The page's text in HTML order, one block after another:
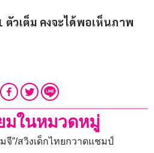
ตัวเต็ม คงจะได้พอเห็นภาพ
มในหมวดหมู่
จี”/สวิงเด็กไทยกวาดแชมป์